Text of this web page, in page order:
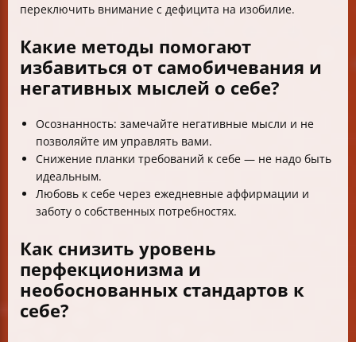
переключить внимание с дефицита на изобилие.
Какие методы помогают
избавиться от самобичевания и
негативных мыслей о себе?
Осознанность: замечайте негативные мысли и не
позволяйте им управлять вами.
Снижение планки требований к себе — не надо быть
идеальным.
Любовь к себе через ежедневные аффирмации и
заботу о собственных потребностях.
Как снизить уровень
перфекционизма и
необоснованных стандартов к
себе?